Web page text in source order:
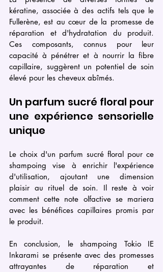
kératine, associée à des actifs tels que le
Fullerène, est au cœur de la promesse de
réparation et d'hydratation du produit.
Ces composants, connus pour leur
capacité à pénétrer et à nourrir la fibre
capillaire, suggèrent un potentiel de soin
élevé pour les cheveux abîmés.
Un parfum sucré floral pour
une expérience sensorielle
unique
Le choix d'un parfum sucré floral pour ce
shampoing vise à enrichir l'expérience
d'utilisation, ajoutant une dimension
plaisir au rituel de soin. Il reste à voir
comment cette note olfactive se mariera
avec les bénéfices capillaires promis par
le produit.
En conclusion, le shampoing Tokio IE
Inkarami se présente avec des promesses
attrayantes de réparation et